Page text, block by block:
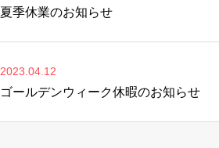
夏季休業のお知らせ
2023.04.12
ゴールデンウィーク休暇のお知らせ